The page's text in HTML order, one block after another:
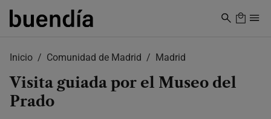
Skip
Inicio Comunidad de Madrid Madrid
Visita guiada por el Museo del
Prado